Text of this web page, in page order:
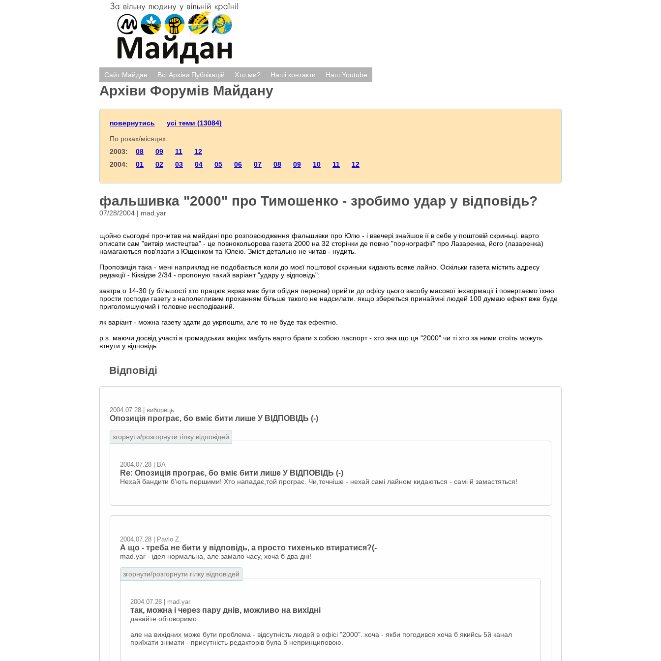
Сайт Майдан Всі Архіви Публікацій Хто ми? Наші контакти Наш Youtube
Архіви Форумів Майдану
повернутись
усі теми (13084)
По роках/місяцях:
2003: 08 09 11
12
2004: 01 02 03 04 05 06 07 08 09 10 11 12
фальшивка "2000" про Тимошенко - зробимо удар у відповідь?
07/28/2004 | mad.yar
щойно сьогодні прочитав на майдані про розповсюдження фальшивки про Юлю - і ввечері знайшов її в себе у поштовій скриньці. варто
описати сам "витвір мистецтва" - це повнокольорова газета 2000 на 32 сторінки де повно "порнографії" про Лазаренка, його (лазаренка)
намагаються пов'язати з Ющенком та Юлею. Зміст детально не читав - нудить.
Пропозиція така - мені наприклад не подобається коли до моєї поштової скриньки кидають всяке лайно. Оскільки газета містить адресу
редакції - Кіквідзе 2/34 - пропоную такий варіант "удару у відповідь":
завтра о 14-30 (у більшості хто працює якраз має бути обідня перерва) прийти до офісу цього засобу масової інхвормації і повертаємо їхню
прости господи газету з наполегливим проханням більше такого не надсилати. якщо збереться принаймні людей 100 думаю ефект вже буде
приголомшуючий і головне несподіваний.
як варіант - можна газету здати до укрпошти, але то не буде так ефектно.
p.s. маючи досвід участі в громадських акціях мабуть варто брати з собою паспорт - хто зна що ця "2000" чи ті хто за ними стоїть можуть
втнути у відповідь..
Відповіді
2004.07.28 | виборець
Опозиція програє, бо вміє бити лише У ВІДПОВІДЬ (-)
згорнути/розгорнути гілку відповідей
2004.07.28 | ВА
Re: Опозиція програє, бо вміє бити лише У ВІДПОВІДЬ (-)
Нехай бандити б'ють першими! Хто нападає,той програє. Чи,точніше - нехай самі лайном кидаються - самі й замастяться!
2004.07.28 | Pavlo Z.
А що - треба не бити у відповідь, а просто тихенько втиратися?(-
mad.yar - ідея нормальна, але замало часу, хоча б два дні!
згорнути/розгорнути гілку відповідей
2004.07.28 | mad.yar
так, можна і через пару днів, можливо на вихідні
давайте обговоримо.
але на вихідних може бути проблема - відсутність людей в офісі "2000". хоча - якби погодився хоча б якийсь 5й канал
приїхати знімати - присутність редакторів була б непринциповою.